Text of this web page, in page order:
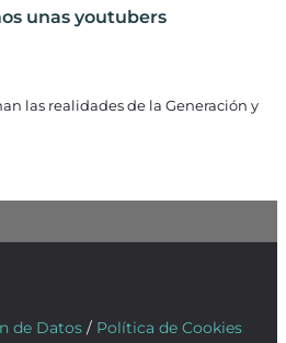
unas youtubers
las realidades de la Generación y
de Datos / Política de Cookies